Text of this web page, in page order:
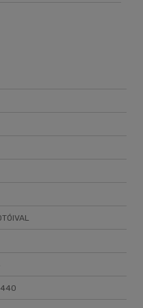
A színes fotókkal
tibeti buddhizmus gazdag
Lámáról, ő a londoni
vezető fotográfusa.